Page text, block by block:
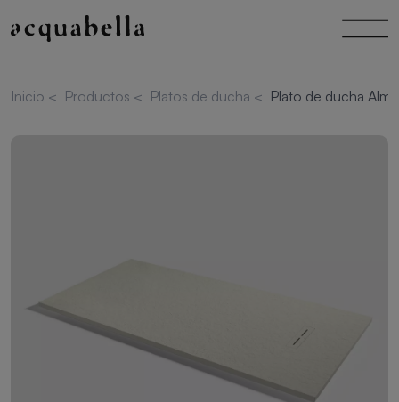
Inicio < Productos < Platos de ducha < Plato de ducha